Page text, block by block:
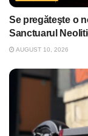
Se pregăteşte o
Sanctuarul
AUGUST 10, 2026